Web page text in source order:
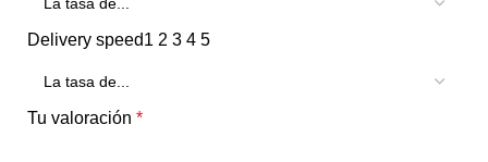
Delivery speed1 2 3 4 5
Tu valoración *